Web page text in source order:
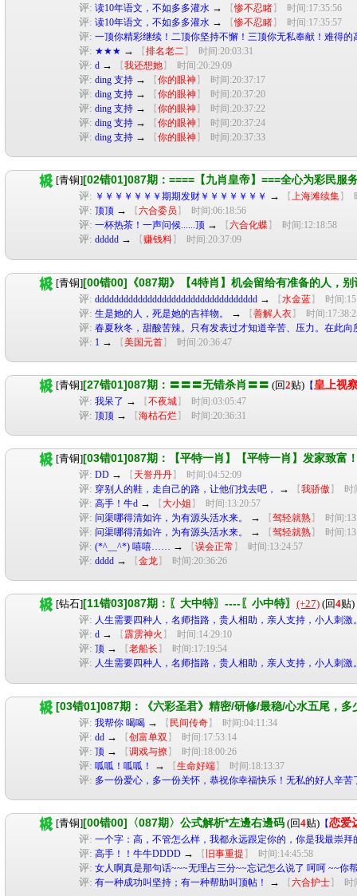
评: 读10年语文，不如多多灌水 → 【惨不忍睹】 时间:17:35:56
评: 读10年语文，不如多多灌水 → 【惨不忍睹】 时间:17:35:57
评: 一顶你精彩继续！二顶你坚持不懈！三顶你无私奉献！难得
评: ★★★ → 【排名老二】 时间:20:03:31
评: d → 【我还想她】 时间:20:29:09
评: ding 支持 → 【你的眼神】 时间:20:37:17
评: ding 支持 → 【你的眼神】 时间:20:37:20
评: ding 支持 → 【你的眼神】 时间:20:37:22
评: ding 支持 → 【你的眼神】 时间:20:37:24
评: ding 支持 → 【你的眼神】 时间:20:37:33
[青铜][02错01]087期：====【九肖皇帝】===全心为彩民服
评: ￥￥￥￥￥￥￥期期发财￥￥￥￥￥￥￥ → 【上海滩续集】
评: 顶顶 → 【六合委员 】 时间:06:18:56
评: 一杯热茶！一声问候......顶 → 【六合化蝶】 时间:12:18:58
评: ddddd → 【赚钱料】 时间:20:37:09
[青铜][00错00]《087期》【4特肖】机会留给有准备的人，别
评: dddddddddddddddddddddddddddddddddd → 【水金蓝】 时间
评: 生是她的人，死是她的吉祥物。 → 【善解人衣】 时间
评: 春夏秋冬，甜酸苦辣。只有发表过才知道辛苦、压力。在此
评: 1 → 【美国元首】 时间:20:36:47
[青铜][27错01]087期：〓〓〓无错杀肖〓〓 (回2贴) 【皇上视
评: 我呆了 → 【不夜城】 时间:03:05:47
评: 顶顶 → 【海枯石烂】 时间:20:36:31
[青铜][03错01]087期：【平特一肖】【平特一肖】发家致富
评: DD → 【 天誉丹丹】 时间:04:52:09
评: 穿别人的鞋，走自己的路，让他们找去吧， → 【我骄傲】 时
评: 高手！牛d → 【大小姐 】 时间:13:20:57
评: 问渠哪得清如许，为有源头活水来。 → 【驾轻就熟】 时间
评: 问渠哪得清如许，为有源头活水来。 → 【驾轻就熟】 时间
评: (*^__^*) 嘻嘻…… → 【误会正常 】 时间:13:24:57
评: dddd → 【金龙】 时间:20:36:26
[钻石][11错03]087期：〖大中特〗----〖小中特〗(+27) (回4贴)
评: 人生需要四种人，名师指路，贵人相助，亲人支持，小人刺激
评: d → 【 霹雳神火 】 时间:14:29:10
评: 顶 → 【老船长 】 时间:17:19:54
评: 人生需要四种人，名师指路，贵人相助，亲人支持，小人刺激
[03错01]087期：《六彩圣君》精密/研修/最稳/心水五尾，多
评: 我帮你 喝喝 → 【 民间传奇】 时间:04:11:34
评: dd → 【创富单双 】 时间:17:53:14
评: 顶 → 【调戏与撩】 时间:18:00:26
评: 呱呱！呱呱！ → 【生命好端】 时间:18:13:37
评: 多一份爱心，多一份关怀，恭祝你幸福快乐！无私的好人辛苦
[青铜][00错00]〈087期〉公式解析*左邊右邊码 (回4贴) 【恋爱
评: 一个字：高，不管怎么样，我都永远跟定你的，你是我最崇拜
评: 高手！！牛牛DDDD → 【 旧事重提 】 时间:14:45:58
评: 女人啊真是那句话~~~无理占三分~~忘记怎么说了 呵呵 ~~你
评: 有一种成功叫坚持；有一种帮助叫顶帖！ → 【六合护士】 时